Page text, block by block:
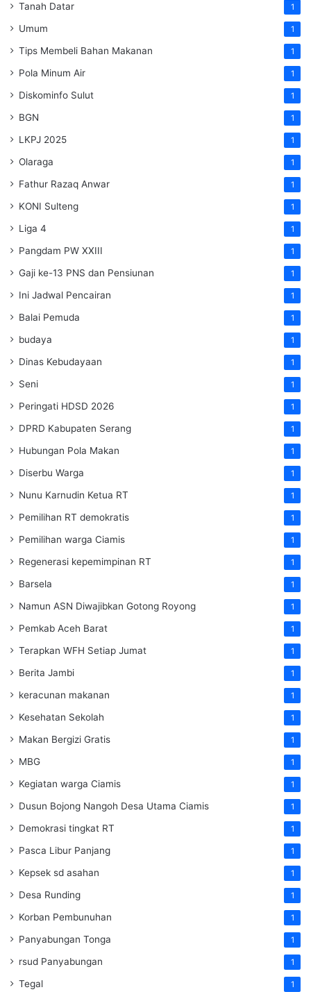
Tanah Datar 1
Umum 1
Tips Membeli Bahan Makanan 1
Pola Minum Air 1
Diskominfo Sulut 1
BGN 1
LKPJ 2025 1
Olaraga 1
Fathur Razaq Anwar 1
KONI Sulteng 1
Liga 4 1
Pangdam PW XXIII 1
Gaji ke-13 PNS dan Pensiunan 1
Ini Jadwal Pencairan 1
Balai Pemuda 1
budaya 1
Dinas Kebudayaan 1
Seni 1
Peringati HDSD 2026 1
DPRD Kabupaten Serang 1
Hubungan Pola Makan 1
Diserbu Warga 1
Nunu Karnudin Ketua RT 1
Pemilihan RT demokratis 1
Pemilihan warga Ciamis 1
Regenerasi kepemimpinan RT 1
Barsela 1
Namun ASN Diwajibkan Gotong Royong 1
Pemkab Aceh Barat 1
Terapkan WFH Setiap Jumat 1
Berita Jambi 1
keracunan makanan 1
Kesehatan Sekolah 1
Makan Bergizi Gratis 1
MBG 1
Kegiatan warga Ciamis 1
Dusun Bojong Nangoh Desa Utama Ciamis 1
Demokrasi tingkat RT 1
Pasca Libur Panjang 1
Kepsek sd asahan 1
Desa Runding 1
Korban Pembunuhan 1
Panyabungan Tonga 1
rsud Panyabungan 1
Tegal 1